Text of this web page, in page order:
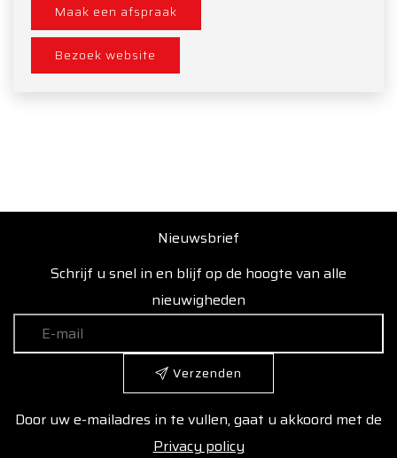
Maak een afspraak
Bezoek website
Nieuwsbrief
Schrijf u snel in en blijf op de hoogte van alle
nieuwigheden
Verzenden
Door uw e-mailadres in te vullen, gaat u akkoord met de
Privacy policy